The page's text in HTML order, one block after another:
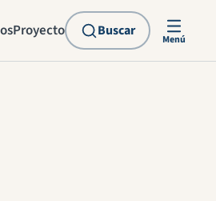
Proyecto Buscar
Menú